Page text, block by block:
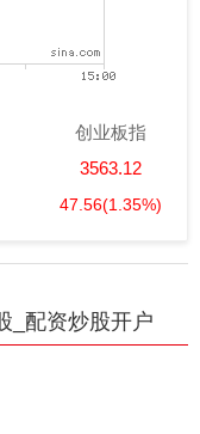
创业板指
3563.12
47.56(1.35%)
_配资炒股开户